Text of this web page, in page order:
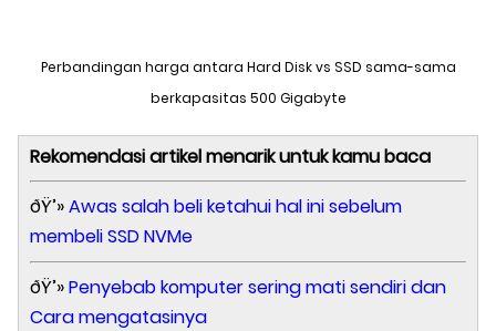
Perbandingan harga antara Hard Disk vs SSD sama-sama
berkapasitas 500 Gigabyte
Rekomendasi artikel menarik untuk kamu baca
ðŸ’»Awas salah beli ketahui hal ini sebelum
membeli SSD NVMe
ðŸ’»Penyebab komputer sering mati sendiri dan
Cara mengatasinya